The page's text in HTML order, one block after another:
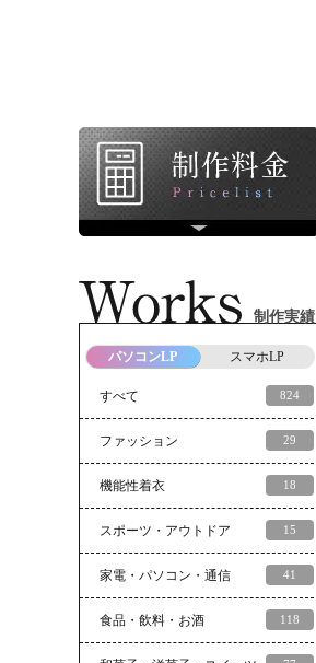
制作実績
パソコンLP スマホLP
すべて 824
ファッション 29
機能性着衣 18
スポーツ・アウトドア 15
家電・パソコン・通信 41
食品・飲料・お酒 118